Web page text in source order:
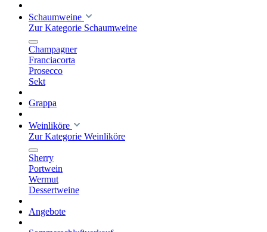
Schaumweine
Zur Kategorie Schaumweine
Champagner
Franciacorta
Prosecco
Sekt
Grappa
Weinliköre
Zur Kategorie Weinliköre
Sherry
Portwein
Wermut
Dessertweine
Angebote